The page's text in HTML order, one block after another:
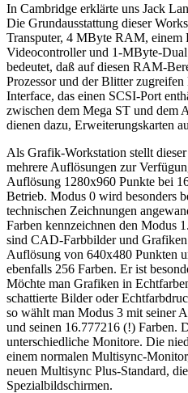
In Cambridge erklärte uns Jack
Die Grundausstattung dieser
Transputer, 4 MByte RAM, einem
Videocontroller und 1-MByte-
bedeutet, daß auf diesen RAM-
Prozessor und der Blitter
Interface, das einen SCSI-Port
zwischen dem Mega ST und dem
dienen dazu, Erweiterungskarten
Als Grafik-Workstation stellt
mehrere Auflösungen zur
Auflösung 1280x960 Punkte bei
Betrieb. Modus 0 wird besonders
technischen Zeichnungen
Farben kennzeichnen den Modus
sind CAD-Farbbilder und
Auflösung von 640x480 Punkten
ebenfalls 256 Farben. Er ist
Möchte man Grafiken in
schattierte Bilder oder
so wählt man Modus 3 mit seiner
und seinen 16.777216 (!) Farben.
unterschiedliche Monitore. Die
einem normalen Multisync-
neuen Multisync Plus-Standard,
Spezialbildschirmen.